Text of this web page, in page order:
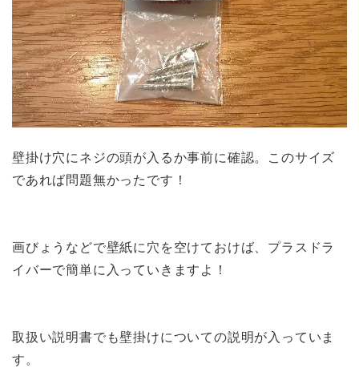
壁掛け穴にネジの頭が入るか事前に確認。このサイズ
であれば問題無かったです！
画びょうなどで壁紙に穴を空けておけば、プラスドラ
イバーで簡単に入っていきますよ！
取扱い説明書でも壁掛けについての説明が入っていま
す。